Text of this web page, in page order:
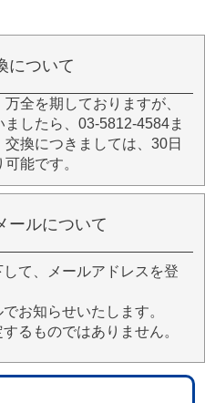
について
全を期しておりますが、
したら、03-5812-4584ま
換につきましては、30日
能です。
ールについて
て、メールアドレスを登
お知らせいたします。
るものではありません。